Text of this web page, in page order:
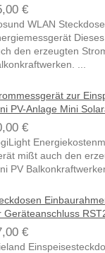
€
WLAN Steckdose
den erzeugten
...
zur
PV-Anlage Mini
€
mißt auch den
PV
Geräteanschluss
€